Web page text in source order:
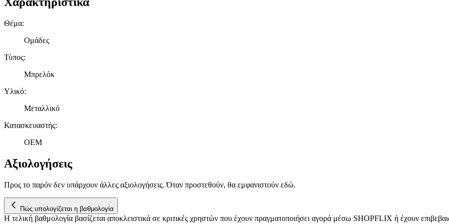
Θέμα:
Ομάδες
Τύπος:
Μπρελόκ
Υλικό:
Μεταλλικό
Κατασκευαστής:
OEM
Αξιολογήσεις
Προς το παρόν δεν υπάρχουν άλλες αξιολογήσεις. Όταν προστεθούν, θα εμφανιστούν εδώ.
Πώς υπολογίζεται η βαθμολογία
Η τελική βαθμολογία βασίζεται αποκλειστικά σε κριτικές χρηστών που έχουν πραγματοποιήσει αγορά μέσω SHOPFLIX ή έχουν